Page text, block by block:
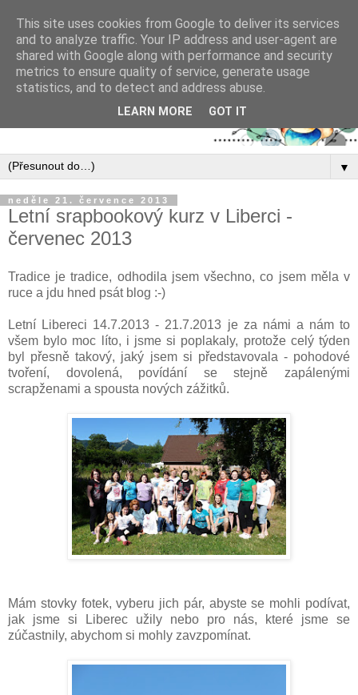
▼
neděle 21. července 2013
Letní srapbookový kurz v Liberci -
červenec 2013
Tradice je tradice, odhodila jsem všechno, co jsem měla v
ruce a jdu hned psát blog :-)
Letní Libereci 14.7.2013 - 21.7.2013 je za námi a nám to
všem bylo moc líto, i jsme si poplakaly, protože celý týden
byl přesně takový, jaký jsem si představovala - pohodové
tvoření, dovolená, povídání se stejně zapálenými
scrapženami a spousta nových zážitků.
Mám stovky fotek, vyberu jich pár, abyste se mohli podívat,
jak jsme si Liberec užily nebo pro nás, které jsme se
zúčastnily, abychom si mohly zavzpomínat.
This site uses cookies from Google to deliver its services
and to analyze traffic. Your IP address and user-agent are
shared with Google along with performance and security
metrics to ensure quality of service, generate usage
statistics, and to detect and address abuse.
LEARN MORE GOT IT